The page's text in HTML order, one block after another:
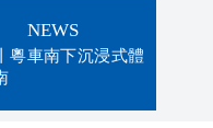
NEWS
粵車南下沉浸式體